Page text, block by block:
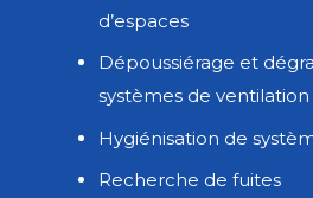
d’espaces
Dépoussiérage et
systèmes de ventilation
Hygiénisation de
Recherche de fuites